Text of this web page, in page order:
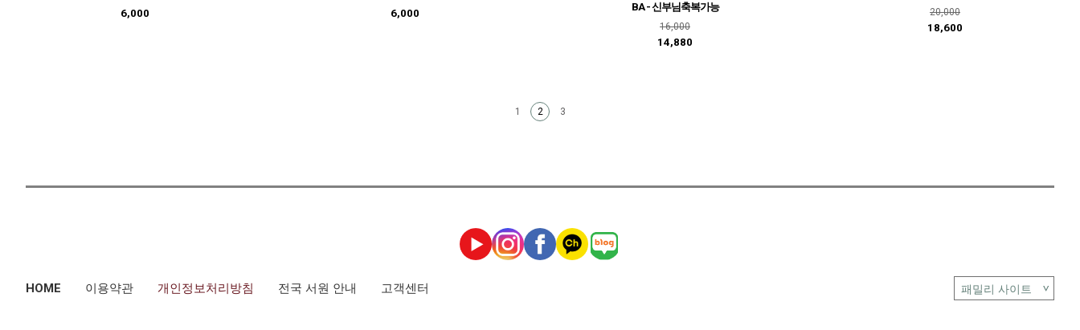
6,000
6,000
BA - 신부님축복가능
16,000
14,880
20,000
18,600
1 2 3
HOME 이용약관 개인정보처리방침 전국 서원 안내 고객센터